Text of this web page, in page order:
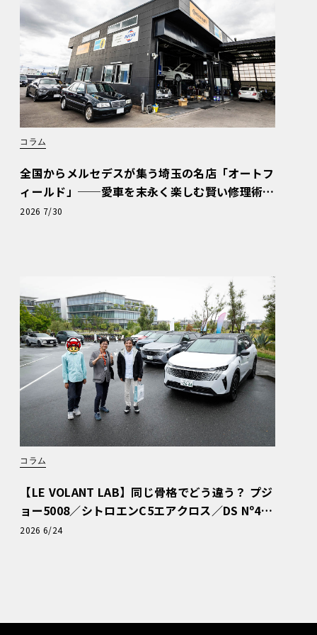
コラム
全国からメルセデスが集う埼玉の名店「オートフ
ィールド」──愛車を末永く楽しむ賢い修理術
と、プロがフックス製オイルを選ぶ理由〈PR〉
2026 7/30
コラム
【LE VOLANT LAB】同じ骨格でどう違う？ プジ
ョー5008／シトロエンC5エアクロス／DS Nº4
読者一気乗りレポート
2026 6/24